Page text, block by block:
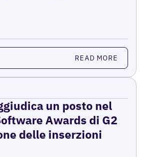
READ MORE
un posto nel
Awards di G2
delle inserzioni